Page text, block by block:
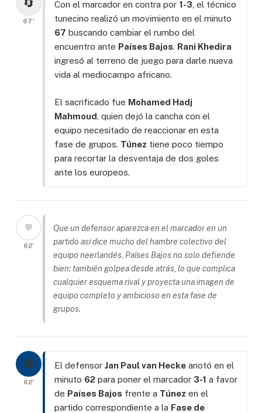
67'
Con el marcador en contra por 1-3 , el técnico
tunecino realizó un movimiento en el minuto
67 buscando cambiar el rumbo del
encuentro ante Países Bajos. Rani Khedira
ingresó al terreno de juego para darle nueva
vida al mediocampo africano.
El sacrificado fue Mohamed Hadj
Mahmoud , quien dejó la cancha con el
equipo necesitado de reaccionar en esta
fase de grupos. Túnez tiene poco tiempo
para recortar la desventaja de dos goles
ante los europeos.
💬
62'
Que un defensor aparezca en el marcador en un
partido así dice mucho del hambre colectivo del
equipo neerlandés. Países Bajos no solo defiende
bien: también golpea desde atrás, lo que complica
cualquier esquema rival y proyecta una imagen de
equipo completo y ambicioso en esta fase de
grupos.
⚽
62'
El defensor Jan Paul van Hecke anotó en el
minuto 62 para poner el marcador 3-1 a favor
de Países Bajos frente a Túnez en el
partido correspondiente a la Fase de